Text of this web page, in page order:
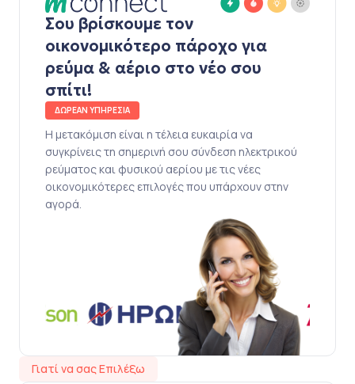
Σου βρίσκουμε τον
οικονομικότερο πάροχο για
ρεύμα & αέριο στο νέο σου
σπίτι!
ΔΩΡΕΑΝ ΥΠΗΡΕΣΙΑ
Η μετακόμιση είναι η τέλεια ευκαιρία να
συγκρίνεις τη σημερινή σου σύνδεση ηλεκτρικού
ρεύματος και φυσικού αερίου με τις νέες
οικονομικότερες επιλογές που υπάρχουν στην
αγορά.
Γιατί να σας Επιλέξω